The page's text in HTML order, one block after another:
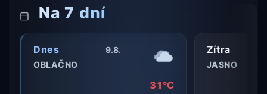
Na 7 dní
Dnes
9.8.
OBLAČNO
31°C
Zítra
JASNO